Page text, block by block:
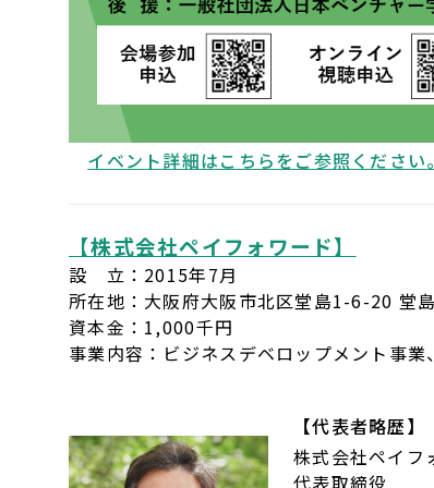
イベント詳細はこちらをご参照ください。
【株式会社ペイフォワード】
設 立：2015年7月
所在地：大阪府大阪市北区堂島1-6-20 堂
資本金：1,000千円
事業内容：ビジネスデベロップメント事
【代表者略歴】
株式会社ペイフ
代表取締役